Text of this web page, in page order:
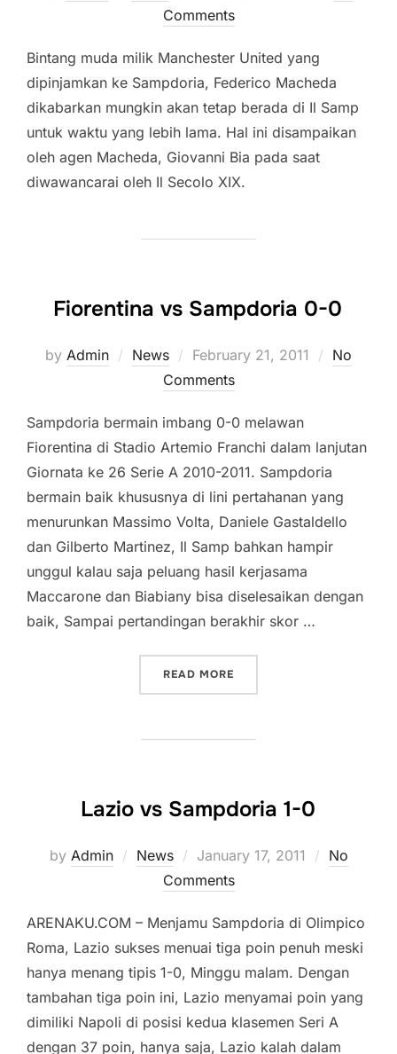
on
Comments
Bintang muda milik Manchester United yang
dipinjamkan ke Sampdoria, Federico Macheda
dikabarkan mungkin akan tetap berada di Il Samp
untuk waktu yang lebih lama. Hal ini disampaikan
oleh agen Macheda, Giovanni Bia pada saat
diwawancarai oleh Il Secolo XIX.
Fiorentina vs Sampdoria 0-0
by Admin News
Posted
on
February 21, 2011
No
Comments
Sampdoria bermain imbang 0-0 melawan
Fiorentina di Stadio Artemio Franchi dalam lanjutan
Giornata ke 26 Serie A 2010-2011. Sampdoria
bermain baik khususnya di lini pertahanan yang
menurunkan Massimo Volta, Daniele Gastaldello
dan Gilberto Martinez, Il Samp bahkan hampir
unggul kalau saja peluang hasil kerjasama
Maccarone dan Biabiany bisa diselesaikan dengan
baik, Sampai pertandingan berakhir skor …
READ MORE
Lazio vs Sampdoria 1-0
by Admin News
Posted
on
January 17, 2011
No
Comments
ARENAKU.COM – Menjamu Sampdoria di Olimpico
Roma, Lazio sukses menuai tiga poin penuh meski
hanya menang tipis 1-0, Minggu malam. Dengan
tambahan tiga poin ini, Lazio menyamai poin yang
dimiliki Napoli di posisi kedua klasemen Seri A
dengan 37 poin, hanya saja, Lazio kalah dalam